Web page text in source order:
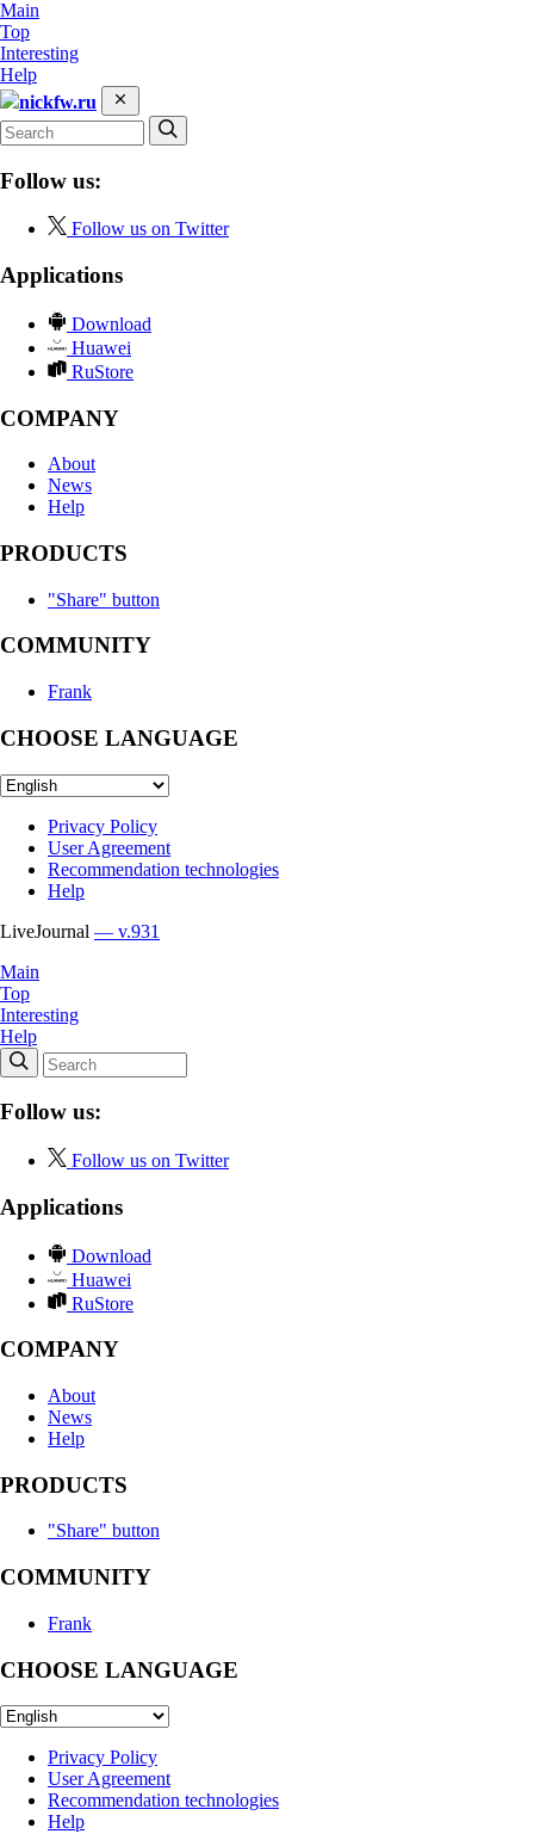
Main
Top
Interesting
Help
nickfw.ru
Follow us:
Follow us on Twitter
Applications
Download
Huawei
RuStore
COMPANY
About
News
Help
PRODUCTS
"Share" button
COMMUNITY
Frank
CHOOSE LANGUAGE
Privacy Policy
User Agreement
Recommendation technologies
Help
LiveJournal — v.931
Main
Top
Interesting
Help
Follow us:
Follow us on Twitter
Applications
Download
Huawei
RuStore
COMPANY
About
News
Help
PRODUCTS
"Share" button
COMMUNITY
Frank
CHOOSE LANGUAGE
Privacy Policy
User Agreement
Recommendation technologies
Help